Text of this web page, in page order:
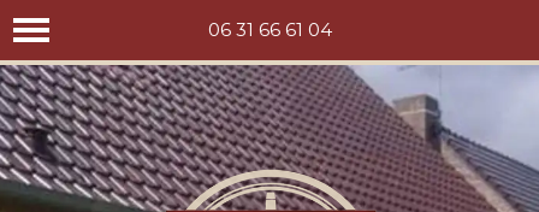
06 31 66 61 04
Concept rénovation